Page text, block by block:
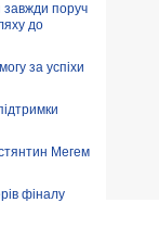
завжди поруч
до
за успіхи
Мегем
фіналу